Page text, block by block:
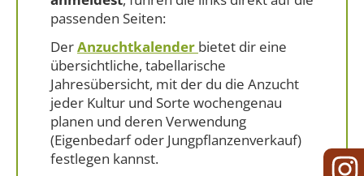
passenden Seiten:
DerAnzuchtkalender bietet dir eine
übersichtliche, tabellarische
Jahresübersicht, mit der du die Anzucht
jeder Kultur und Sorte wochengenau
planen und deren Verwendung
(Eigenbedarf oder Jungpflanzenverkauf)
festlegen kannst.